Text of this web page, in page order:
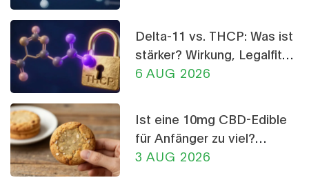
Delta-11 vs. THCP: Was ist
stärker? Wirkung, Legalfität
und Risiken im Vergleich
6 AUG 2026
Ist eine 10mg CBD-Edible
für Anfänger zu viel?
Dosierungs-Ratgeber
3 AUG 2026